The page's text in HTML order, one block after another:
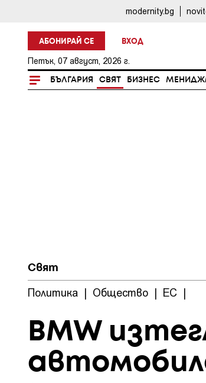
modernity.bg
АБОНИРАЙ СЕ ВХОД
Петък, 07 август, 2026 г.
БЪЛГАРИЯ СВЯТ БИЗНЕС
Свят
Политика | Общество | ЕС |
BMW